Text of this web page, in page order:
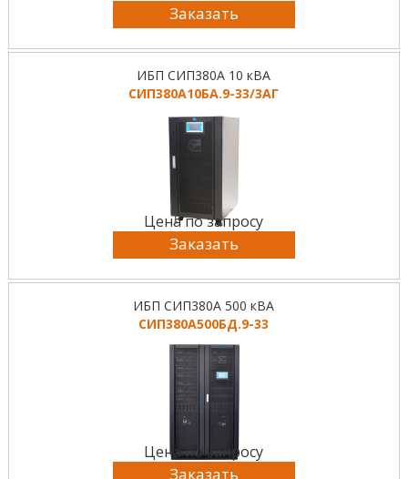
Заказать
ИБП СИП380А 10 кВА
СИП380А10БА.9-33/3АГ
Цена по запросу
Заказать
ИБП СИП380А 500 кВА
СИП380А500БД.9-33
Цена по запросу
Заказать